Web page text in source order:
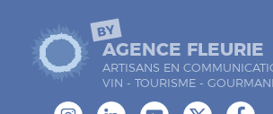
BY
AGENCE FLEURIE
ARTISANS EN
VIN - TOURISME -